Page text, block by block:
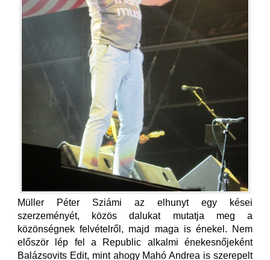
Müller Péter Sziámi az elhunyt egy kései
szerzeményét, közös dalukat mutatja meg a
közönségnek felvételről, majd maga is énekel. Nem
először lép fel a Republic alkalmi énekesnőjeként
Balázsovits Edit, mint ahogy Mahó Andrea is szerepelt